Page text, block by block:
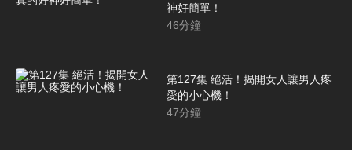
神好簡單！
46分鐘
第127集 絕活！揭開女人讓男人疼
愛的小心機！
47分鐘